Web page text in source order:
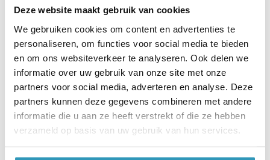
Deze website maakt gebruik van cookies
We gebruiken cookies om content en advertenties te
personaliseren, om functies voor social media te bieden
en om ons websiteverkeer te analyseren. Ook delen we
informatie over uw gebruik van onze site met onze
partners voor social media, adverteren en analyse. Deze
partners kunnen deze gegevens combineren met andere
informatie die u aan ze heeft verstrekt of die ze hebben
verzameld op basis van uw gebruik van hun services.
–Viton® (FKM)– geschikt voor hoge
temperaturen en chemicaliën
–Siliconen – temperatuurbestendig en
voedselveilig
Neopreen (CR)
– flexibel en goed bestand
tegen weersinvloeden
Wij staan ook altijd op en voor suggesties,
zolang het maar van rubber is!
Neem hiervoor